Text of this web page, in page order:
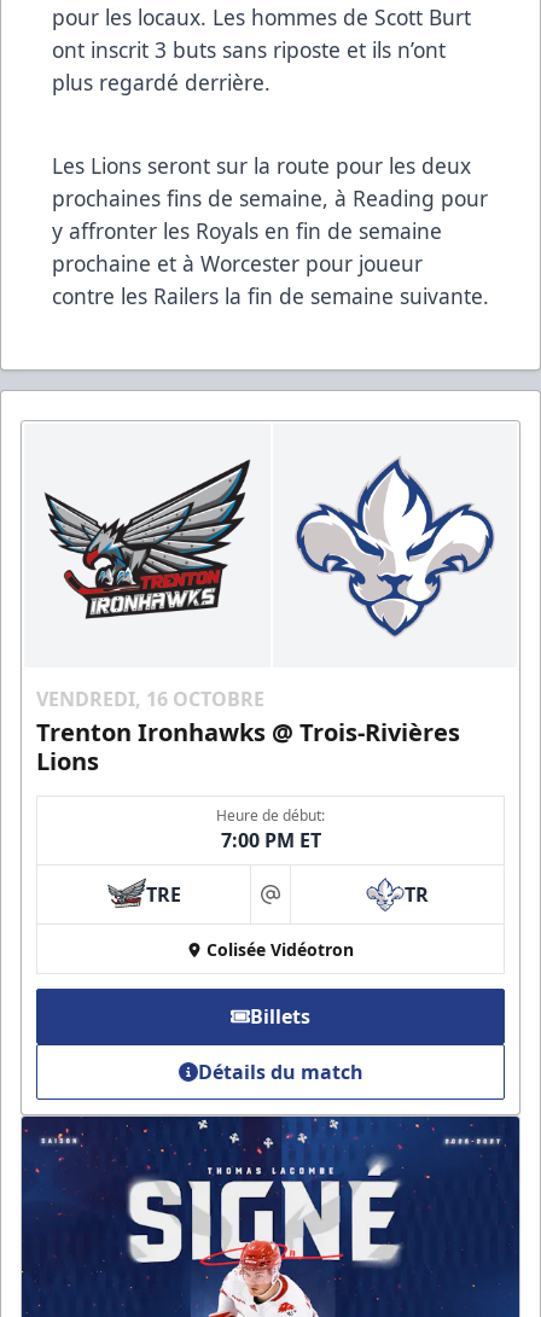
pour les locaux. Les hommes de Scott Burt
ont inscrit 3 buts sans riposte et ils n’ont
plus regardé derrière.
Les Lions seront sur la route pour les deux
prochaines fins de semaine, à Reading pour
y affronter les Royals en fin de semaine
prochaine et à Worcester pour joueur
contre les Railers la fin de semaine suivante.
VENDREDI, 16 OCTOBRE
Trenton Ironhawks @ Trois-Rivières
Lions
Heure de début:
7:00 PM ET
TRE at TR
Colisée Vidéotron
Billets
Détails du match